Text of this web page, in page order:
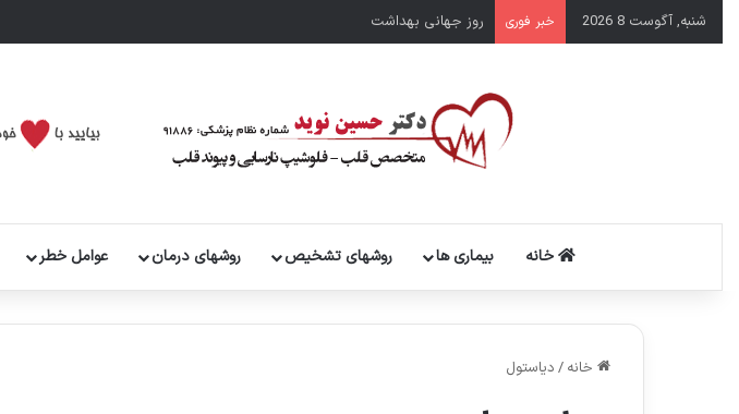
شنبه, آگوست 8 2026 خبر فوری روز جهانی بهداشت
خانه بیماری ها روشهای تشخیص روشهای درمان عوامل خطر
خانه / دیاستول